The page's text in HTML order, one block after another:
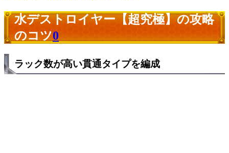
水デストロイヤー【超究極】の攻略
のコツ0
ラック数が高い貫通タイプを編成